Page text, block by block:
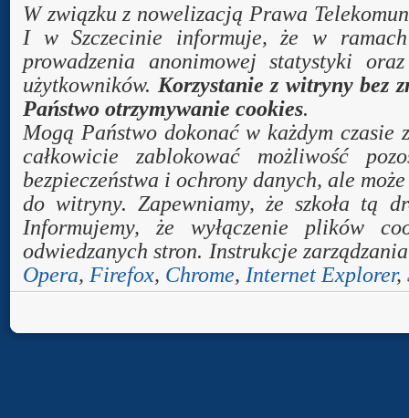
W związku z nowelizacją Prawa
I w Szczecinie informuje, że w
prowadzenia anonimowej statystyki
użytkowników. Korzystanie z witryny bez
Państwo otrzymywanie cookies.
Mogą Państwo dokonać w każdym
całkowicie zablokować możliwość
bezpieczeństwa i ochrony danych, ale
do witryny. Zapewniamy, że szkoła tą
Informujemy, że wyłączenie plików
odwiedzanych stron. Instrukcje
Opera, Firefox, Chrome, Internet Explorer,